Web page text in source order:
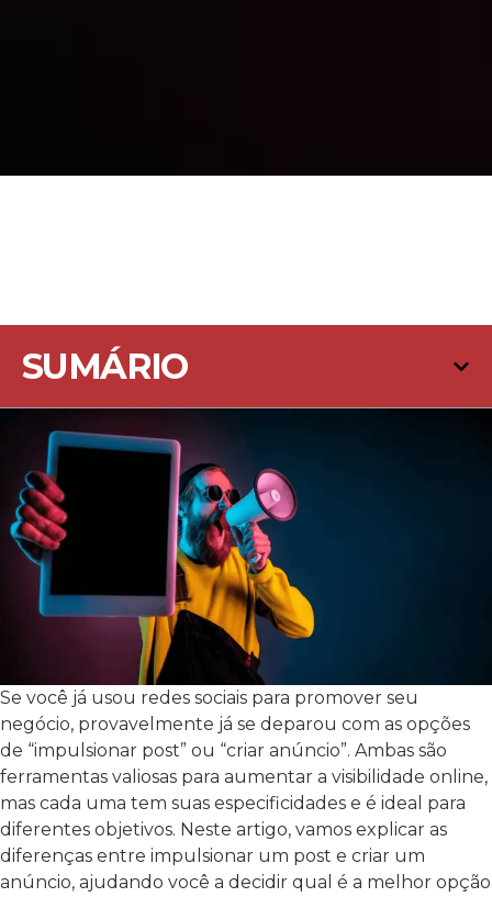
SUMÁRIO
Se você já usou redes sociais para promover seu
negócio, provavelmente já se deparou com as opções
de “impulsionar post” ou “criar anúncio”. Ambas são
ferramentas valiosas para aumentar a visibilidade online,
mas cada uma tem suas especificidades e é ideal para
diferentes objetivos. Neste artigo, vamos explicar as
diferenças entre impulsionar um post e criar um
anúncio, ajudando você a decidir qual é a melhor opção